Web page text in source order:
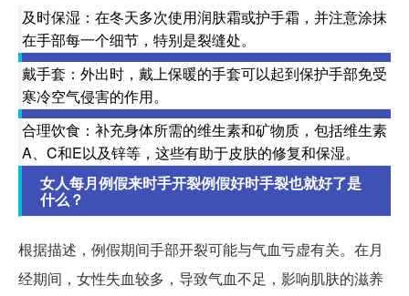
及时保湿：在冬天多次使用润肤霜或护手霜，并注意涂抹
在手部每一个细节，特别是裂缝处。
戴手套：外出时，戴上保暖的手套可以起到保护手部免受
寒冷空气侵害的作用。
合理饮食：补充身体所需的维生素和矿物质，包括维生素
A、C和E以及锌等，这些有助于皮肤的修复和保湿。
女人每月例假来时手开裂例假好时手裂也就好了是
什么？
根据描述，例假期间手部开裂可能与气血亏虚有关。在月
经期间，女性失血较多，导致气血不足，影响肌肤的滋养